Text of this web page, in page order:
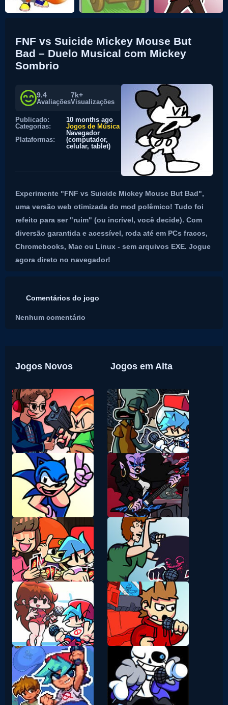
FNF vs Suicide Mickey Mouse But
Bad – Duelo Musical com Mickey
Sombrio
9.4
Avaliações
7k+
Visualizações
Publicado:
10 months ago
Categorias:
Jogos de Música
Plataformas:
Navegador
(computador,
celular, tablet)
Experimente "FNF vs Suicide Mickey Mouse But Bad",
uma versão web otimizada do mod polêmico! Tudo foi
refeito para ser "ruim" (ou incrível, você decide). Com
diversão garantida e acessível, roda até em PCs fracos,
Chromebooks, Mac ou Linux - sem arquivos EXE. Jogue
agora direto no navegador!
Comentários do jogo
Nenhum comentário
Jogos Novos Jogos em Alta